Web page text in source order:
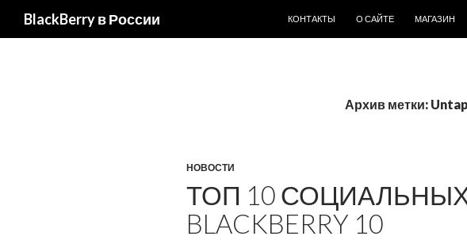
BlackBerry в России
КОНТАКТЫ
О САЙТЕ МАГАЗИН
Архив метки:
НОВОСТИ
ТОП 10
BLACKBERRY 10